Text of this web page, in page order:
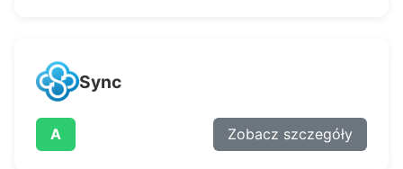
Sync
A Zobacz szczegóły